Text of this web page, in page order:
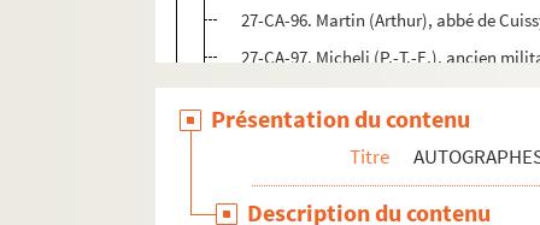
27-CA-96. Martin (Arthur), abbé de
27-CA-97. Micheli (P.-T.-E.), ancien
27-CA-98. Miremont (le marquis de)
27-CA-99. Monaco (le prince de),
27-CA-100. Monthelar (Louis)
27-CA-101. Montfermeil (le marquis de)
Présentation du contenu
Titre
Description du contenu